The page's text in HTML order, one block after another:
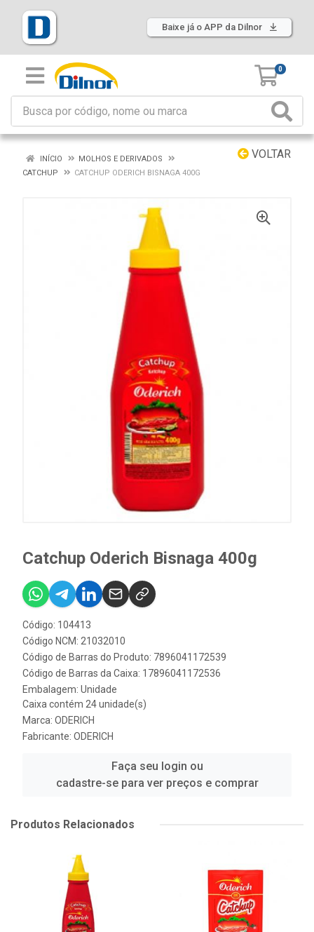
Baixe já o APP da Dilnor
0
VOLTAR
INÍCIO
MOLHOS E DERIVADOS
CATCHUP
CATCHUP ODERICH BISNAGA 400G
Catchup Oderich Bisnaga 400g
Código: 104413
Código NCM: 21032010
Código de Barras do Produto: 7896041172539
Código de Barras da Caixa: 17896041172536
Embalagem: Unidade
Caixa contém 24 unidade(s)
Marca: ODERICH
Fabricante: ODERICH
Faça seu login ou
cadastre-se para ver preços e comprar
Produtos Relacionados